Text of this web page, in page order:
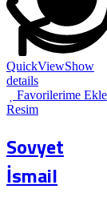
QuickViewShow
details
Favorilerime Ekle
Resim
Sovyet
İsmail